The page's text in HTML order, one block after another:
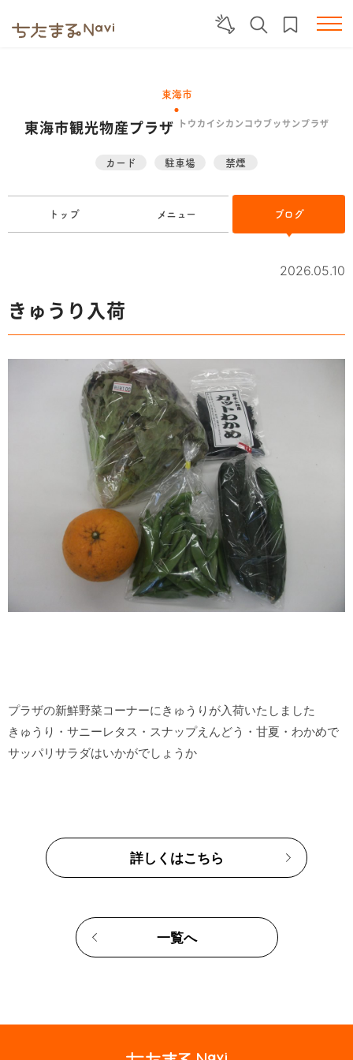
東海市
東海市観光物産プラザ トウカイシカンコウブッサンプラザ
カード 駐車場 禁煙
トップ メニュー ブログ
2026.05.10
きゅうり入荷
プラザの新鮮野菜コーナーにきゅうりが入荷いたしました
きゅうり・サニーレタス・スナップえんどう・甘夏・わかめで
詳しくはこちら
一覧へ